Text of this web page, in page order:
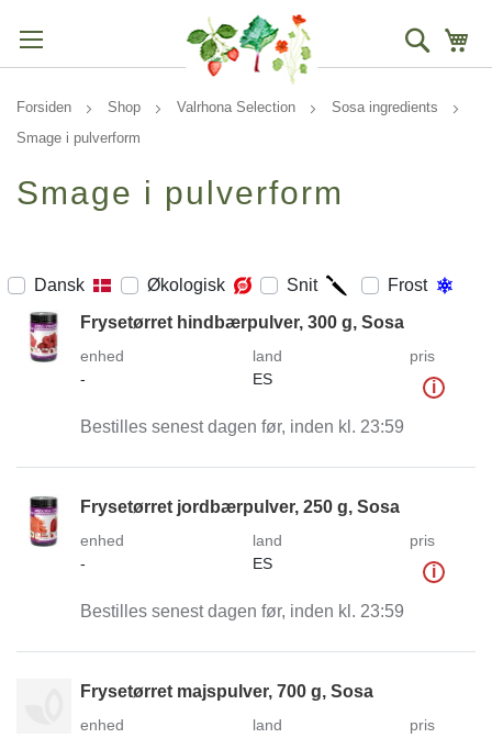
Søg
Forsiden Shop Valrhona Selection
Sosa ingredients
Smage i pulverform
Smage i pulverform
Dansk Økologisk Snit
Frost
Frysetørret hindbærpulver, 300 g, Sosa
enhed
-
land
ES
pris
i
Bestilles senest dagen før, inden kl. 23:59
Frysetørret jordbærpulver, 250 g, Sosa
enhed
-
land
ES
pris
i
Bestilles senest dagen før, inden kl. 23:59
Frysetørret majspulver, 700 g, Sosa
enhed
land
pris